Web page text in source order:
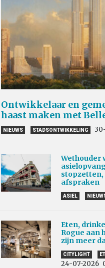
Ontwikkelaar en
haast maken met
NIEUWS STADSONTWIKKELING
Wethouder
stopzetten,
afspraken
ASIEL
Eten,
Rogue aan
zijn meer
CITYLIGHT
24-07-2026